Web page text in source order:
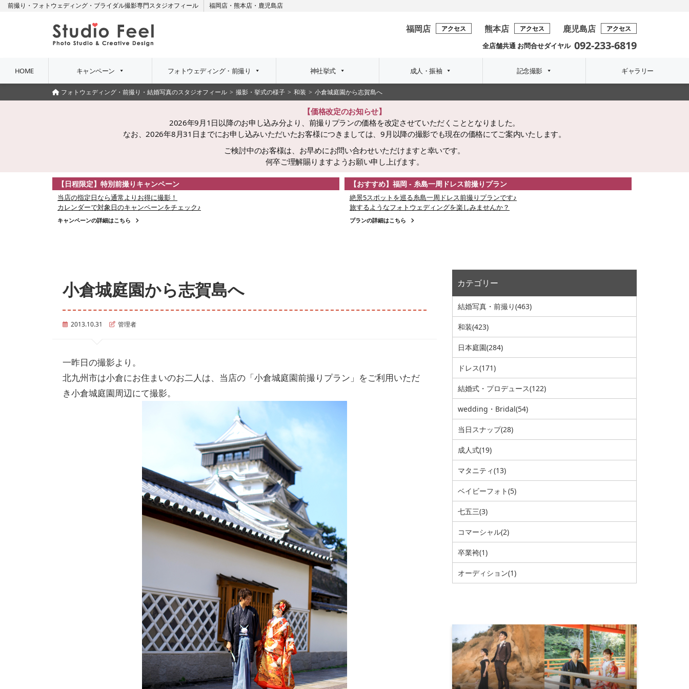
前撮り・フォトウェディング・ブライダル撮影専門スタジオフィール 福岡店 ・ 熊本店 ・ 鹿児島店
福岡店 アクセス 熊本店 アクセス 鹿児島店 アクセス
全店舗共通 お問合せダイヤル 092-233-6819
HOME キャンペーン フォトウェディング・前撮り 神社挙式 成人・振袖 記念撮影 ギャラリー
フォトウェディング・前撮り・結婚写真のスタジオフィール 撮影・挙式の様子 和装 小倉城庭園から志賀島へ
【価格改定のお知らせ】
2026年9月1日以降のお申し込み分より、前撮りプランの価格を改定させていただくこととなりました。
なお、2026年8月31日までにお申し込みいただいたお客様につきましては、9月以降の撮影でも現在の価格にてご案内いたします。
ご検討中のお客様は、お早めにお問い合わせいただけますと幸いです。
何卒ご理解賜りますようお願い申し上げます。
【日程限定】特別前撮りキャンペーン
当店の指定日なら通常よりお得に撮影！
カレンダーで対象日のキャンペーンをチェック♪
キャンペーンの詳細はこちら
【おすすめ】福岡 - 糸島一周ドレス前撮りプラン
絶景5スポットを巡る糸島一周ドレス前撮りプランです♪
旅するようなフォトウェディングを楽しみませんか？
プランの詳細はこちら
小倉城庭園から志賀島へ
2013.10.31 管理者
一昨日の撮影より。
北九州市は小倉にお住まいのお二人は、当店の「小倉城庭園前撮りプラン」をご利用いただ
き小倉城庭園周辺にて撮影。
カテゴリー
結婚写真・前撮り(463)
和装(423)
日本庭園(284)
ドレス(171)
結婚式・プロデュース(122)
wedding・Bridal(54)
当日スナップ(28)
成人式(19)
マタニティ(13)
ベイビーフォト(5)
七五三(3)
コマーシャル(2)
卒業袴(1)
オーディション(1)